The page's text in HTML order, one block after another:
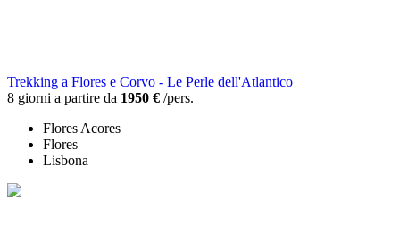
Trekking a Flores e Corvo - Le Perle dell'Atlantico
8 giorni a partire da 1950 € /pers.
Flores Acores
Flores
Lisbona